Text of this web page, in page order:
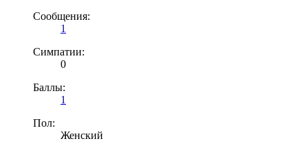
Сообщения:
1
Симпатии:
0
Баллы:
1
Пол:
Женский